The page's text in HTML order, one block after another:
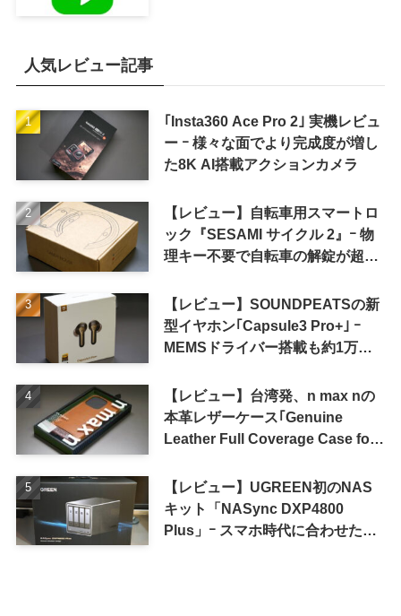
人気レビュー記事
｢Insta360 Ace Pro 2｣ 実機レビュ
ー ｰ 様々な面でより完成度が増し
た8K AI搭載アクションカメラ
【レビュー】自転車用スマートロ
ック『SESAMI サイクル 2』ｰ 物
理キー不要で自転車の解錠が超簡
【レビュー】SOUNDPEATSの新
型イヤホン｢Capsule3 Pro+｣ ｰ
MEMSドライバー搭載も約1万円
【レビュー】台湾発、n max nの
本革レザーケース｢Genuine
Leather Full Coverage Case for
【レビュー】UGREEN初のNAS
キット「NASync DXP4800
Plus」ｰ スマホ時代に合わせた設